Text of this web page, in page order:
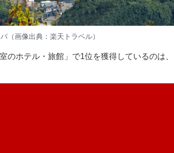
（画像出典：楽天トラベル）
のホテル・旅館」で1位を獲得しているのは